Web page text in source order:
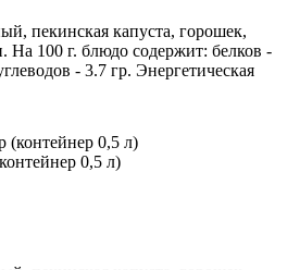
пекинская капуста, горошек,
На 100 г. блюдо содержит: белков -
- 3.7 гр. Энергетическая
0,5 л)